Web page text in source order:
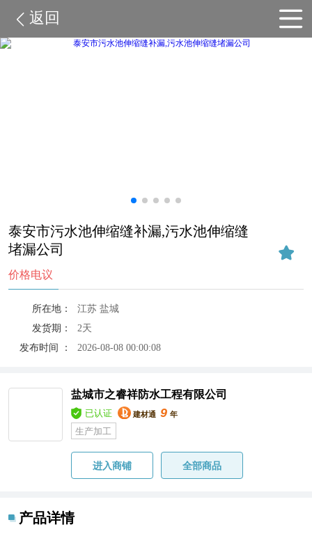
返回
泰安市污水池伸缩缝补漏,污水池伸缩缝
堵漏公司
价格电议
所在地：
江苏 盐城
发货期：
2天
发布时间 ：
2026-08-08 00:00:08
盐城市之睿祥防水工程有限公司
已认证 建材通 9 年
生产加工
进入商铺 全部商品
产品详情